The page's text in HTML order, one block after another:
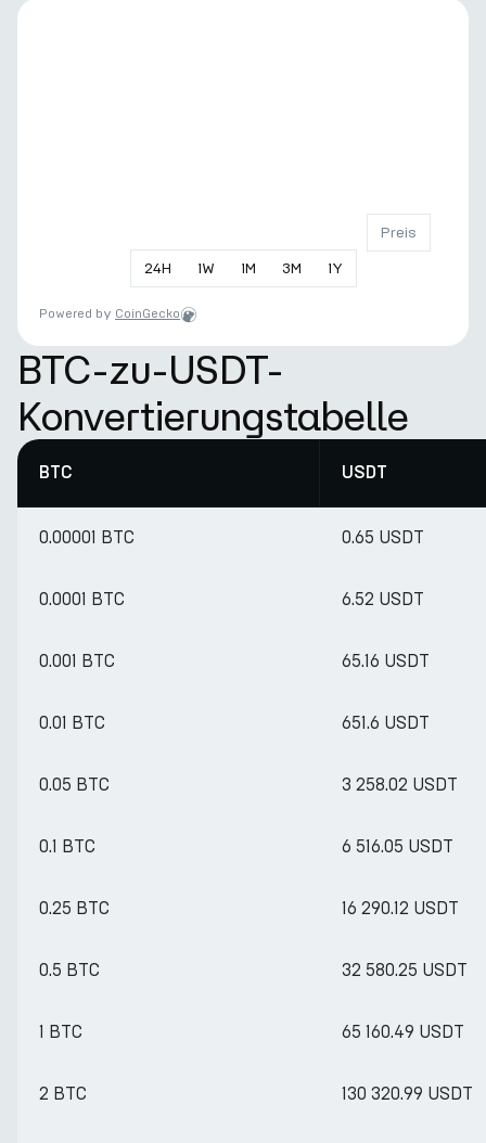
24H 1W 1M 3M 1Y
Preis
Powered by CoinGecko
BTC-zu-USDT-
Konvertierungstabelle
BTC USDT
0.00001 BTC 0.65 USDT
0.0001 BTC 6.52 USDT
0.001 BTC 65.16 USDT
0.01 BTC 651.6 USDT
0.05 BTC 3 258.02 USDT
0.1 BTC 6 516.05 USDT
0.25 BTC 16 290.12 USDT
0.5 BTC 32 580.25 USDT
1 BTC 65 160.49 USDT
2 BTC 130 320.99 USDT